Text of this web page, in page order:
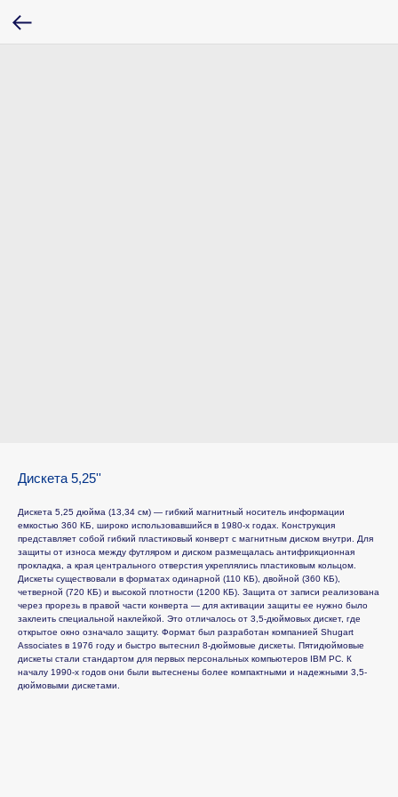
Дискета 5,25''
Дискета 5,25 дюйма (13,34 см) — гибкий магнитный носитель информации
емкостью 360 КБ, широко использовавшийся в 1980-х годах. Конструкция
представляет собой гибкий пластиковый конверт с магнитным диском внутри. Для
защиты от износа между футляром и диском размещалась антифрикционная
прокладка, а края центрального отверстия укреплялись пластиковым кольцом.
Дискеты существовали в форматах одинарной (110 КБ), двойной (360 КБ),
четверной (720 КБ) и высокой плотности (1200 КБ). Защита от записи реализована
через прорезь в правой части конверта — для активации защиты ее нужно было
заклеить специальной наклейкой. Это отличалось от 3,5-дюймовых дискет, где
открытое окно означало защиту. Формат был разработан компанией Shugart
Associates в 1976 году и быстро вытеснил 8-дюймовые дискеты. Пятидюймовые
дискеты стали стандартом для первых персональных компьютеров IBM PC. К
началу 1990-х годов они были вытеснены более компактными и надежными 3,5-
дюймовыми дискетами.